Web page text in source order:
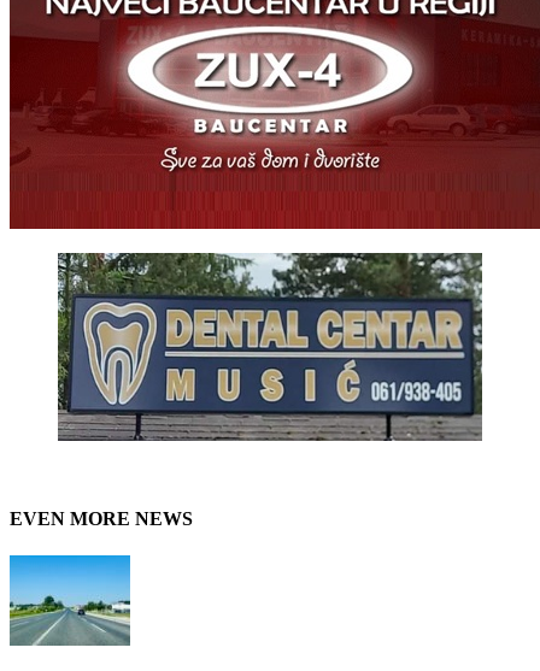
EVEN MORE NEWS